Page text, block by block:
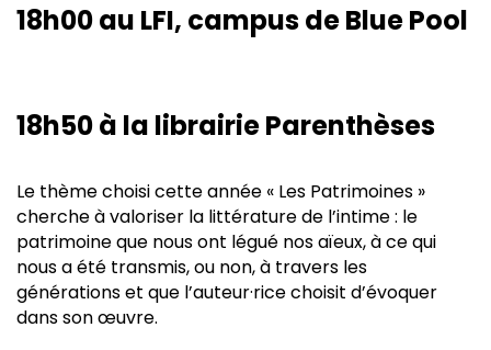
18h00 au LFI, campus de Blue Pool
18h50 à la librairie Parenthèses
Le thème choisi cette année « Les Patrimoines »
cherche à valoriser la littérature de l’intime : le
patrimoine que nous ont légué nos aïeux, à ce qui
nous a été transmis, ou non, à travers les
générations et que l’auteur·rice choisit d’évoquer
dans son œuvre.